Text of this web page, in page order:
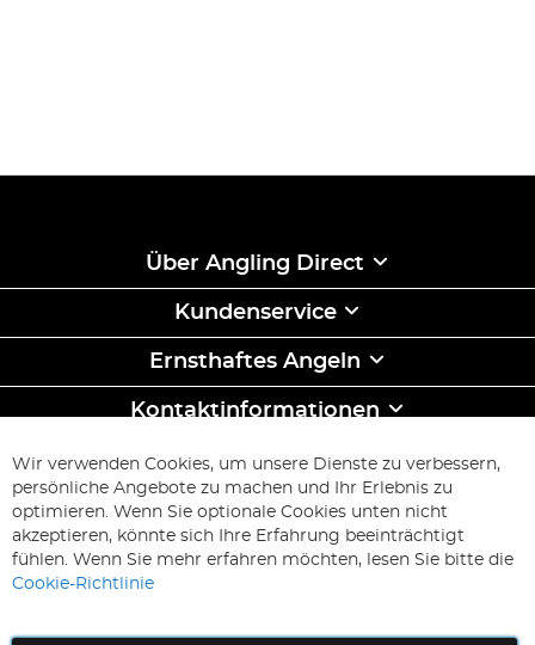
Über Angling Direct
Kundenservice
Ernsthaftes Angeln
Kontaktinformationen
ABONNIEREN & SPAREN
Melden
Sie
unseren
Newsletter
Abonnieren
Wir verwenden Cookies, um unsere Dienste zu verbessern,
persönliche Angebote zu machen und Ihr Erlebnis zu
optimieren. Wenn Sie optionale Cookies unten nicht
akzeptieren, könnte sich Ihre Erfahrung beeinträchtigt
fühlen. Wenn Sie mehr erfahren möchten, lesen Sie bitte die
Cookie-Richtlinie